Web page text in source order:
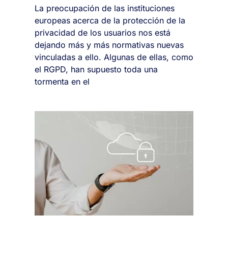
La preocupación de las instituciones
europeas acerca de la protección de la
privacidad de los usuarios nos está
dejando más y más normativas nuevas
vinculadas a ello. Algunas de ellas, como
el RGPD, han supuesto toda una
tormenta en el